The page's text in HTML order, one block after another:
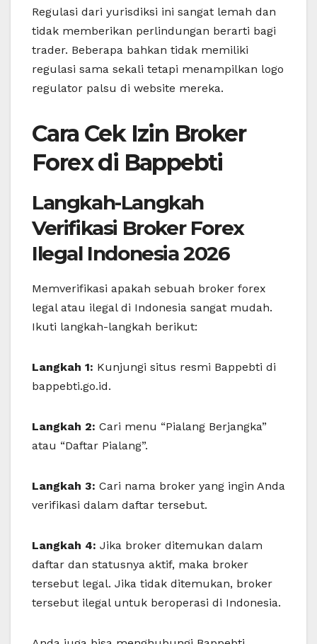
Regulasi dari yurisdiksi ini sangat lemah dan
tidak memberikan perlindungan berarti bagi
trader. Beberapa bahkan tidak memiliki
regulasi sama sekali tetapi menampilkan logo
regulator palsu di website mereka.
Cara Cek Izin Broker
Forex di Bappebti
Langkah-Langkah
Verifikasi Broker Forex
Ilegal Indonesia 2026
Memverifikasi apakah sebuah broker forex
legal atau ilegal di Indonesia sangat mudah.
Ikuti langkah-langkah berikut:
Langkah 1: Kunjungi situs resmi Bappebti di
bappebti.go.id.
Langkah 2: Cari menu “Pialang Berjangka”
atau “Daftar Pialang”.
Langkah 3: Cari nama broker yang ingin Anda
verifikasi dalam daftar tersebut.
Langkah 4: Jika broker ditemukan dalam
daftar dan statusnya aktif, maka broker
tersebut legal. Jika tidak ditemukan, broker
tersebut ilegal untuk beroperasi di Indonesia.